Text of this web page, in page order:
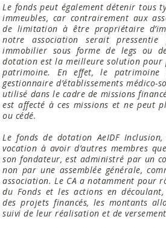
Le fonds peut également détenir tous
immeubles, car contrairement aux
de limitation à être propriétaire
notre association serait
immobilier sous forme de legs ou
dotation est la meilleure solution pour
patrimoine. En effet, le patrimoine
gestionnaire d’établissements médico-
utilisé dans le cadre de missions
est affecté à ces missions et ne peut
ou cédé.
Le fonds de dotation AeIDF
vocation à avoir d’autres membres
son fondateur, est administré par un
non par une assemblée générale,
association. Le CA a notamment pour
du Fonds et les actions en
des projets financés, les montants
suivi de leur réalisation et de